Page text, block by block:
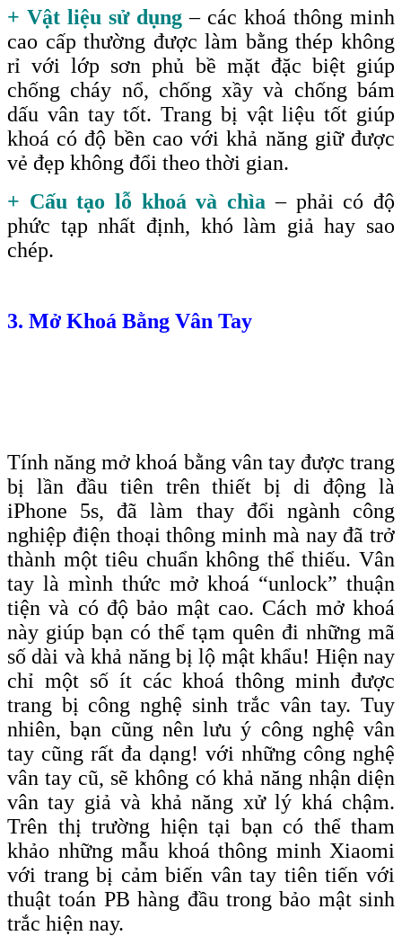
+ Vật liệu sử dụng – các khoá thông minh
cao cấp thường được làm bằng thép không
rỉ với lớp sơn phủ bề mặt đặc biệt giúp
chống cháy nổ, chống xầy và chống bám
dấu vân tay tốt. Trang bị vật liệu tốt giúp
khoá có độ bền cao với khả năng giữ được
vẻ đẹp không đổi theo thời gian.
+ Cấu tạo lỗ khoá và chìa – phải có độ
phức tạp nhất định, khó làm giả hay sao
chép.
3. Mở Khoá Bằng Vân Tay
Tính năng mở khoá bằng vân tay được trang
bị lần đầu tiên trên thiết bị di động là
iPhone 5s, đã làm thay đổi ngành công
nghiệp điện thoại thông minh mà nay đã trở
thành một tiêu chuẩn không thể thiếu. Vân
tay là mình thức mở khoá “unlock” thuận
tiện và có độ bảo mật cao. Cách mở khoá
này giúp bạn có thể tạm quên đi những mã
số dài và khả năng bị lộ mật khẩu! Hiện nay
chỉ một số ít các khoá thông minh được
trang bị công nghệ sinh trắc vân tay. Tuy
nhiên, bạn cũng nên lưu ý công nghệ vân
tay cũng rất đa dạng! với những công nghệ
vân tay cũ, sẽ không có khả năng nhận diện
vân tay giả và khả năng xử lý khá chậm.
Trên thị trường hiện tại bạn có thể tham
khảo những mẫu khoá thông minh Xiaomi
với trang bị cảm biến vân tay tiên tiến với
thuật toán PB hàng đầu trong bảo mật sinh
trắc hiện nay.